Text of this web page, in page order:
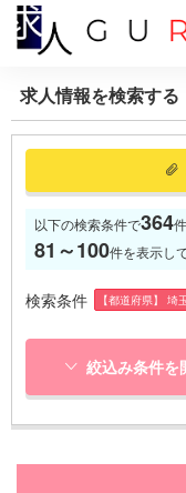
求人情報を検索する
以下の検索条件で364
81～100件を表示し
検索条件 【都道府県】 埼
絞込み条件を